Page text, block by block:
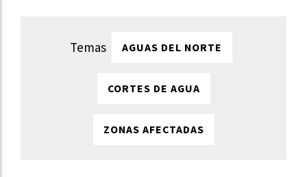
AGUAS DEL NORTE
CORTES DE AGUA
ZONAS AFECTADAS